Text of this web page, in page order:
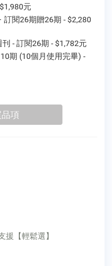
元
訂閱26期贈26期 - $2,280
- 訂閱26期 - $1,782元
期 (10個月使用完畢) -
【輕鬆選】